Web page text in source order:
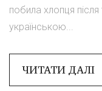
побила хлопця
українською...
ЧИТАТИ ДАЛІ